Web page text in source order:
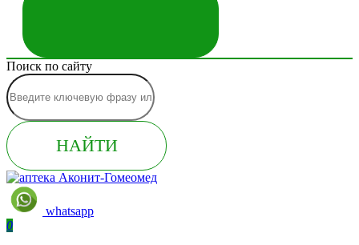
Поиск по сайту
НАЙТИ
whatsapp
0